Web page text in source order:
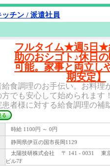
ッチン / 派遣社員
フルタイム★週5日★
助のおシゴト♪休日
可能。家事と両立し
期安定】
食調理のお手伝い。お料理
でも安心して始められます
者様に対する給食調理の補
時給 1100円 ～ 0円
静岡県伊豆の国市長岡1129
太陽技研株式会社 〒 141 - 0031 東
ビル7F